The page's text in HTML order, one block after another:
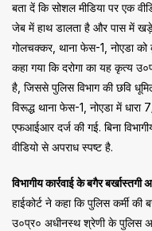
बता दें कि सोशल मीडिया पर एक
जेब में हाथ डालता है और पास में खड़े
गोलचक्कर, थाना फेस-1, नोएडा
कहा गया कि दरोगा का यह कृत्य
है, जिससे पुलिस विभाग की छवि
विरूद्ध थाना फेस-1, नोएडा में धारा
एफआईआर दर्ज की गई. बिना
वीडियो से अपराध स्पष्ट है.
विभागीय कार्रवाई के बगैर बर्खास्तगी
हाईकोर्ट ने कहा कि पुलिस कर्मी की
उ०प्र० अधीनस्थ श्रेणी के पुलिस